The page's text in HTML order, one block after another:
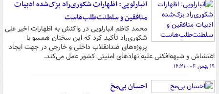
انبارلویی: اظهارات شکوری‌راد بزک‌شده ادبیات
منافقین و سلطنت‌طلب‌هاست
محمد کاظم انبارلویی در واکنش به اظهارات اخیر علی
شکوری‌راد تأکید کرد که این سخنان همسو با
پروژه‌های ضدانقلاب داخلی و خارجی در جهت ایجاد
اغتشاش و شبهه‌افکنی علیه نهادهای امنیتی کشور عمل می‌کند.
۱۹ بهمن ۰۴ - ۱۶:۲۱
احسان بی‌مخ